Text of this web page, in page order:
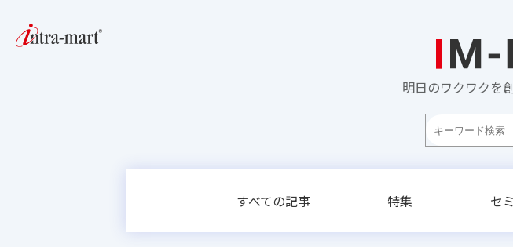
明日のワクワクを
すべての記事 特集 セ